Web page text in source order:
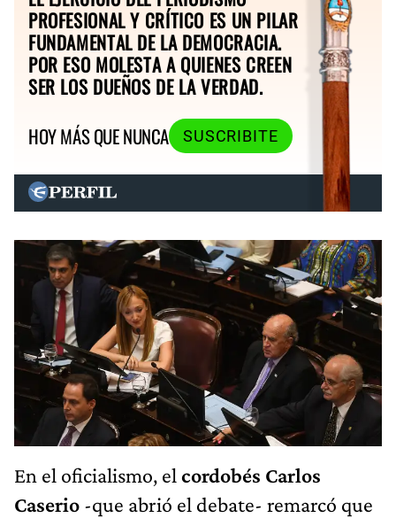
PROFESIONAL Y CRÍTICO ES UN PILAR
FUNDAMENTAL DE LA DEMOCRACIA.
POR ESO MOLESTA A QUIENES CREEN
SER LOS DUEÑOS DE LA VERDAD.
HOY MÁS QUE NUNCA
SUSCRIBITE
En el oficialismo, el cordobés Carlos
Caserio -que abrió el debate- remarcó que